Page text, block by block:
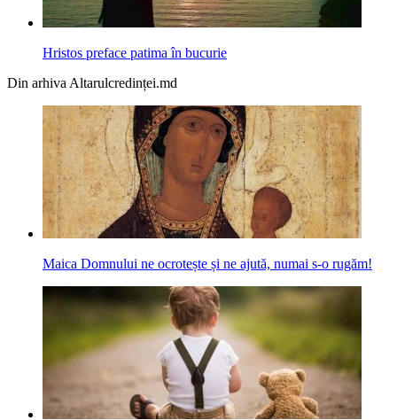
Hristos preface patima în bucurie
Din arhiva Altarulcredinței.md
Maica Domnului ne ocrotește și ne ajută, numai s-o rugăm!